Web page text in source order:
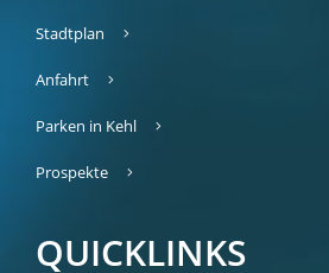
Stadtplan
Anfahrt
Parken in Kehl
Prospekte
QUICKLINKS